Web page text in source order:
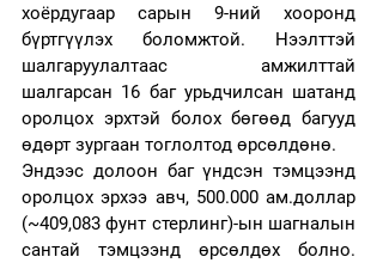
хоёрдугаар сарын 9-ний хооронд
бүртгүүлэх боломжтой. Нээлттэй
шалгаруулалтаас амжилттай
шалгарсан 16 баг урьдчилсан шатанд
оролцох эрхтэй болох бөгөөд багууд
өдөрт зургаан тоглолтод өрсөлдөнө.
Эндээс долоон баг үндсэн тэмцээнд
оролцох эрхээ авч, 500.000 ам.доллар
(~409,083 фунт стерлинг)-ын шагналын
сантай тэмцээнд өрсөлдөх болно.